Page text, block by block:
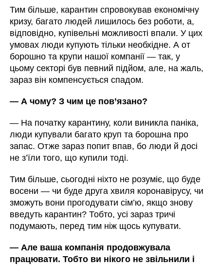
Тим більше, карантин спровокував економічну
кризу, багато людей лишилось без роботи, а,
відповідно, купівельні можливості впали. У цих
умовах люди купують тільки необхідне. А от
борошно та крупи нашої компанії— так, у
цьому секторі був певний підйом, але, на жаль,
зараз він компенсується спадом.
—А чому? З чим це пов’язано?
— На початку карантину, коли виникла паніка,
люди купували багато круп та борошна про
запас. Отже зараз попит впав, бо люди й досі
не з’їли того, що купили тоді.
Тим більше, сьогодні ніхто не розуміє, що буде
восени— чи буде друга хвиля коронавірусу, чи
зможуть вони прогодувати сім’ю, якщо знову
введуть карантин? Тобто, усі зараз тричі
подумають, перед тим ніж щось купувати.
—Але ваша компанія продовжувала
працювати. Тобто ви нікого не звільнили і